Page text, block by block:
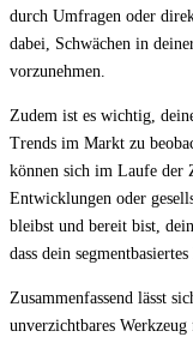
durch Umfragen oder
dabei, Schwächen in
vorzunehmen.
Zudem ist es wichtig,
Trends im Markt zu
können sich im Laufe der
Entwicklungen oder
bleibst und bereit bist,
dass dein
Zusammenfassend lässt
unverzichtbares